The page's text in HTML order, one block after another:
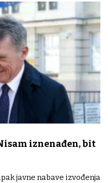
iznenađen, bit
javne nabave izvođenja